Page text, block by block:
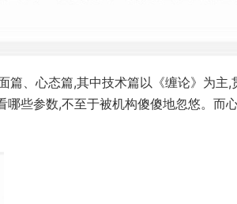
篇、心态篇,其中技术篇以《缠论》为主
些参数,不至于被机构傻傻地忽悠。而